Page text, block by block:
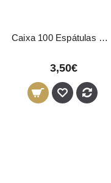
Caixa 100 Espátulas Madeira 3282 Eurostil
3,50€